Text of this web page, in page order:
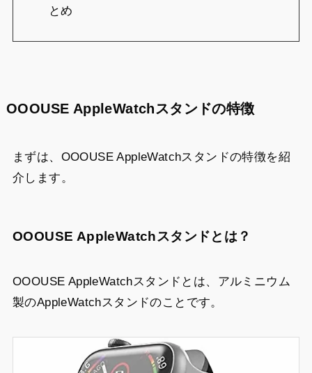
とめ
OOOUSE AppleWatchスタンドの特徴
まずは、OOOUSE AppleWatchスタンドの特徴を紹
介します。
OOOUSE AppleWatchスタンドとは？
OOOUSE AppleWatchスタンドとは、アルミニウム
製のAppleWatchスタンドのことです。